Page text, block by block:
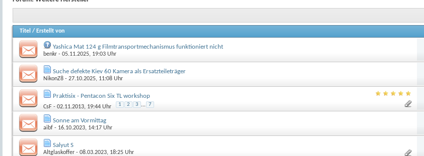
Titel / Erstellt von
Yashica Mat 124 g Filmtransportmechanismus funktioniert nicht
benkr - 05.11.2025, 19:03 Uhr
Suche defekte Kiev 60 Kamera als Ersatzteileträger
NikonZ8 - 27.10.2025, 11:08 Uhr
Praktisix - Pentacon Six TL workshop
CsF - 02.11.2013, 19:44 Uhr 1 2 3 ... 7
Sonne am Vormittag
aibf - 16.10.2023, 14:17 Uhr
Salyut S
Altglaskoffer - 08.03.2023, 18:25 Uhr